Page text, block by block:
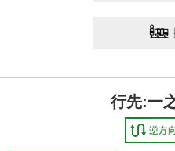
行先:一